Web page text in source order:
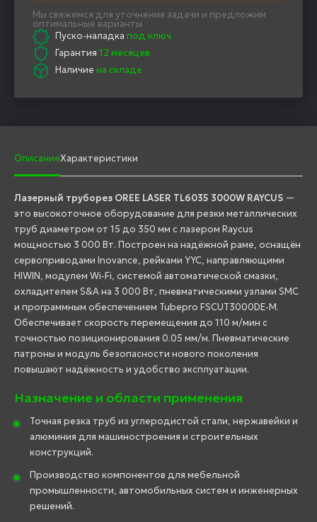
Мы свяжемся для уточнения задачи и предложим
оптимальные варианты
Пуско-наладка под ключ
Гарантия 12 месяцев
Наличие на складе
ОписаниеХарактеристики
Лазерный труборез OREE LASER TL6035 3000W RAYCUS —
это высокоточное оборудование для резки металлических
труб диаметром от 15 до 350 мм с лазером Raycus
мощностью 3 000 Вт. Построен на надёжной раме, оснащён
сервоприводами Inovance, рейками YYC, направляющими
HIWIN, модулем Wi-Fi, системой автоматической смазки,
охладителем S&A на 3 000 Вт, пневматическими узлами SMC
и программным обеспечением Tubepro FSCUT3000DE-M.
Обеспечивает скорость перемещения до 110 м/мин с
точностью позиционирования 0.05 мм/м. Пневматические
патроны и модуль безопасности нового поколения
повышают надёжность и удобство эксплуатации.
Назначение и области применения
Точная резка труб из углеродистой стали, нержавейки и
алюминия для машиностроения и строительных
конструкций.
Производство компонентов для мебельной
промышленности, автомобильных систем и инженерных
решений.